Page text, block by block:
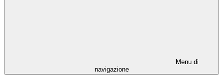
Menu di
navigazione